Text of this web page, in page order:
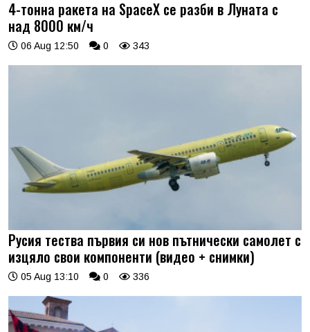
4-тонна ракета на SpaceX се разби в Луната с
над 8000 км/ч
06 Aug 12:50 0 343
Русия тества първия си нов пътнически самолет с
изцяло свои компоненти (видео + снимки)
05 Aug 13:10 0 336